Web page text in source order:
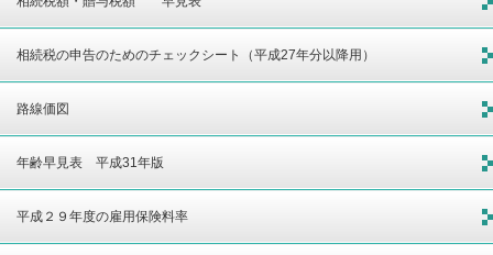
相続税の申告のためのチェックシート（平成27年分以降用）
路線価図
年齢早見表 平成31年版
平成２９年度の雇用保険料率